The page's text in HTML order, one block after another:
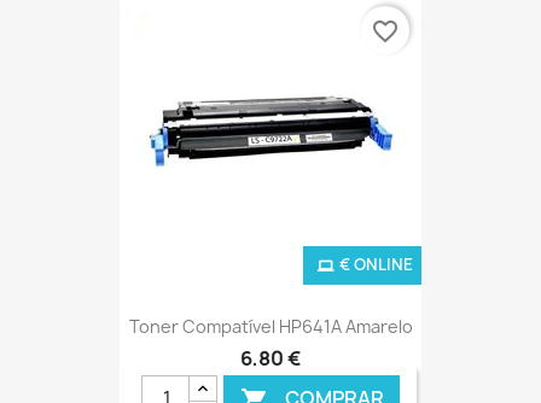
Toner Compatível HP641A Amarelo
6,80 €
€ ONLINE
favorite_border